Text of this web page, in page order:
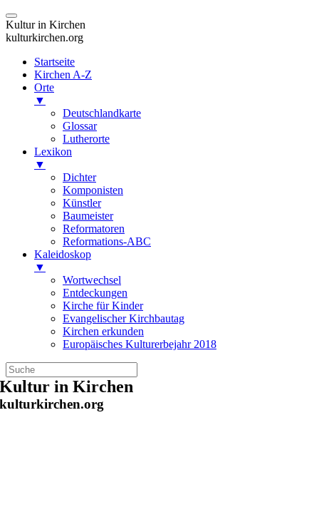
Kultur in Kirchen
kulturkirchen.org
Startseite
Kirchen A-Z
Orte
▼
Deutschlandkarte
Glossar
Lutherorte
Lexikon
▼
Dichter
Komponisten
Künstler
Baumeister
Reformatoren
Reformations-ABC
Kaleidoskop
▼
Wortwechsel
Entdeckungen
Kirche für Kinder
Evangelischer Kirchbautag
Kirchen erkunden
Europäisches Kulturerbejahr 2018
Zum
Inhalt
springen
Kultur in Kirchen
kulturkirchen.org